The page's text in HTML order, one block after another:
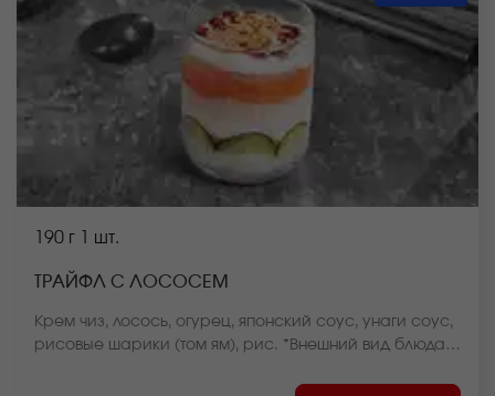
190 г 1 шт.
ТРАЙФЛ С ЛОСОСЕМ
Крем чиз, лосось, огурец, японский соус, унаги соус,
рисовые шарики (том ям), рис. *Внешний вид блюда